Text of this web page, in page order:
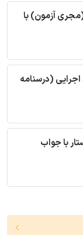
آزمون) با
(درسنامه
با جواب